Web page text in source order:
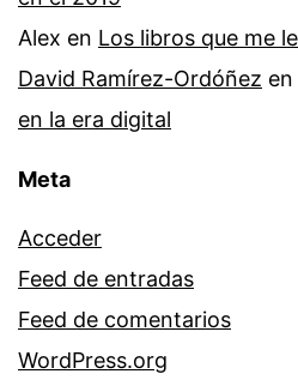
Alex en Los libros que me
David Ramírez-Ordóñez en
en la era digital
Meta
Acceder
Feed de entradas
Feed de comentarios
WordPress.org